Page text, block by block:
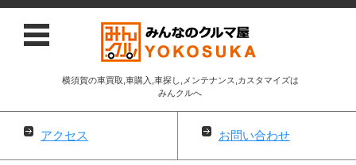
横須賀の車買取,車購入,車探し,メンテナンス,カスタマイズは
みんクルへ
アクセス お問い合わせ